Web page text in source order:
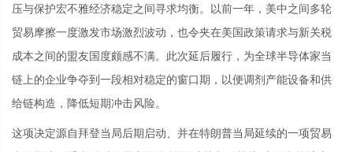
压与保护宏不雅经济稳定之间寻求均衡。以前一年，美中之间多轮
贸易摩擦一度激发市场激烈波动，也令夹在美国政策请求与新关税
成本之间的盟友国度颇感不满。此次延后履行，为全球半导体家当
链上的企业争夺到一段相对稳定的窗口期，以便调剂产能设备和供
给链构造，降低短期冲击风险。
这项决定源自拜登当局后期启动、并在特朗普当局延续的一项贸易